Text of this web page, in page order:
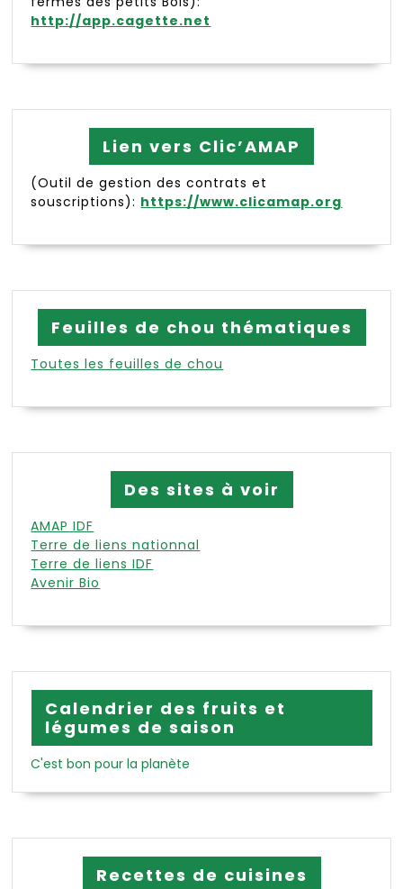
http://app.cagette.net
Lien vers Clic’AMAP
(Outil de gestion des contrats et
souscriptions): https://www.clicamap.org
Feuilles de chou thématiques
Toutes les feuilles de chou
Des sites à voir
AMAP IDF
Terre de liens nationnal
Terre de liens IDF
Avenir Bio
Calendrier des fruits et
légumes de saison
C'est bon pour la planète
Recettes de cuisines